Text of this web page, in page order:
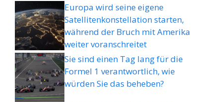
Europa wird seine eigene
Satellitenkonstellation starten,
während der Bruch mit Amerika
weiter voranschreitet
Sie sind einen Tag lang für die
Formel 1 verantwortlich, wie
würden Sie das beheben?